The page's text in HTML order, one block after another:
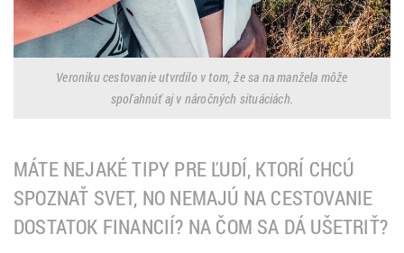
Veroniku cestovanie utvrdilo v tom, že sa na manžela môže
spoľahnúť aj v náročných situáciách.
MÁTE NEJAKÉ TIPY PRE ĽUDÍ, KTORÍ CHCÚ
SPOZNAŤ SVET, NO NEMAJÚ NA CESTOVANIE
DOSTATOK FINANCIÍ? NA ČOM SA DÁ UŠETRIŤ?